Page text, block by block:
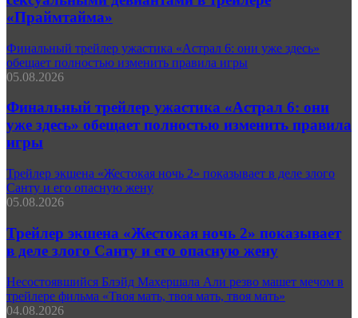
«Праймтайма»
Финальный трейлер ужастика «Астрал 6: они уже здесь»
обещает полностью изменить правила игры
05.08.2026
Финальный трейлер ужастика «Астрал 6: они
уже здесь» обещает полностью изменить правила
игры
Трейлер экшена «Жестокая ночь 2» показывает в деле злого
Санту и его опасную жену
05.08.2026
Трейлер экшена «Жестокая ночь 2» показывает
в деле злого Санту и его опасную жену
Несостоявшийся Блэйд Махершала Али резво машет мечом в
трейлере фильма «Твоя мать, твоя мать, твоя мать»
04.08.2026